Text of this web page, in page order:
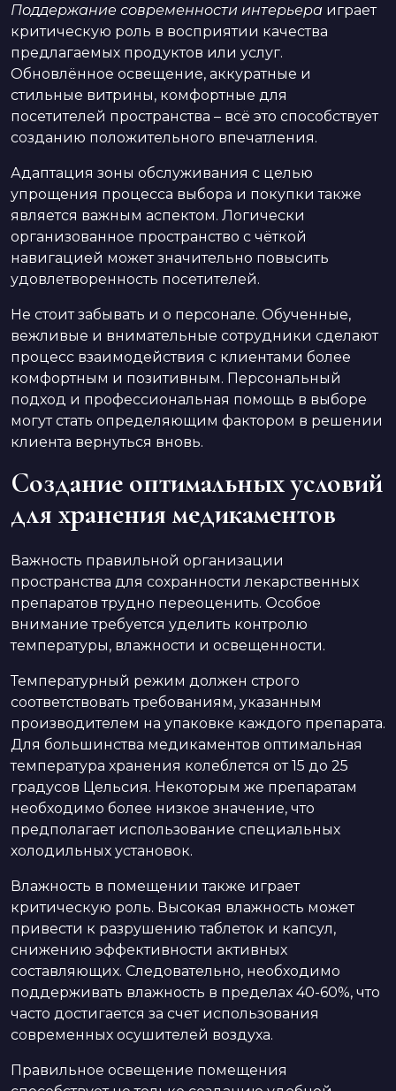
Поддержание современности интерьера играет
критическую роль в восприятии качества
предлагаемых продуктов или услуг.
Обновлённое освещение, аккуратные и
стильные витрины, комфортные для
посетителей пространства – всё это способствует
созданию положительного впечатления.
Адаптация зоны обслуживания с целью
упрощения процесса выбора и покупки также
является важным аспектом. Логически
организованное пространство с чёткой
навигацией может значительно повысить
удовлетворенность посетителей.
Не стоит забывать и о персонале. Обученные,
вежливые и внимательные сотрудники сделают
процесс взаимодействия с клиентами более
комфортным и позитивным. Персональный
подход и профессиональная помощь в выборе
могут стать определяющим фактором в решении
клиента вернуться вновь.
Создание оптимальных условий
для хранения медикаментов
Важность правильной организации
пространства для сохранности лекарственных
препаратов трудно переоценить. Особое
внимание требуется уделить контролю
температуры, влажности и освещенности.
Температурный режим должен строго
соответствовать требованиям, указанным
производителем на упаковке каждого препарата.
Для большинства медикаментов оптимальная
температура хранения колеблется от 15 до 25
градусов Цельсия. Некоторым же препаратам
необходимо более низкое значение, что
предполагает использование специальных
холодильных установок.
Влажность в помещении также играет
критическую роль. Высокая влажность может
привести к разрушению таблеток и капсул,
снижению эффективности активных
составляющих. Следовательно, необходимо
поддерживать влажность в пределах 40-60%, что
часто достигается за счет использования
современных осушителей воздуха.
Правильное освещение помещения